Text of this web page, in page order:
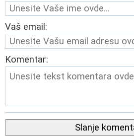
Vaš email:
Komentar:
Slanje